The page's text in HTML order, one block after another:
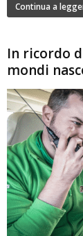
Continua a
In ricordo
mondi